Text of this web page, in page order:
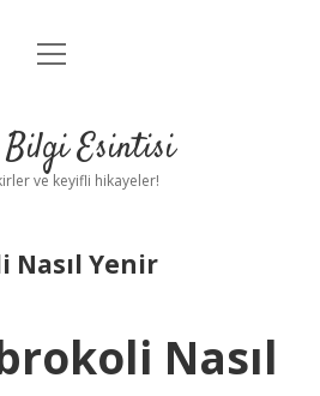
Anasayfa
Yasal Uyarı
menüyü
Esintisi
ve keyifli hikayeler!
Nasıl Yenir
Nasıl